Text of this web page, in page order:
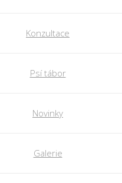
Konzultace
Psí tábor
Novinky
Galerie